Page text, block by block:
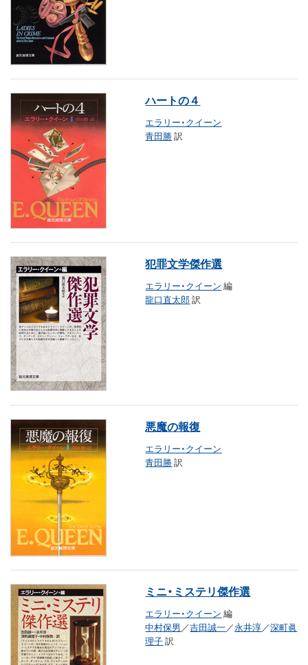
ハートの４
エラリー・クイーン
青田勝訳
犯罪文学傑作選
エラリー・クイーン 編
龍口直太郎訳
悪魔の報復
エラリー・クイーン
青田勝訳
ミニ・ミステリ傑作選
エラリー・クイーン 編
中村保男／吉田誠一／永井淳／深町眞
理子訳